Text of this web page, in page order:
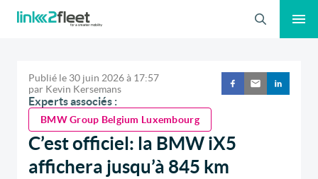
Recherche
Publié le 30 juin 2026à 17:57
par Kevin Kersemans
Experts associés :
BMW Group Belgium Luxembourg
C’est officiel: la BMW iX5
affichera jusqu’à 845 km